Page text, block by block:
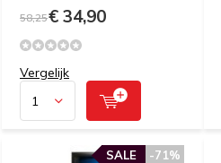
58,25€ 34,90
Vergelijk
-71%
SALE